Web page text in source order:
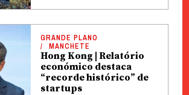
GRANDE PLANO
MANCHETE
Hong Kong | Relatório
económico destaca
“recorde histórico” de
startups